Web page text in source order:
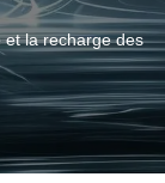
et la recharge des